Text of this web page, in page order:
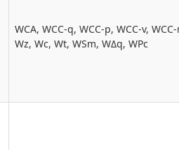
WCA, WCC-q, WCC-p, WCC-v,
Wz, Wc, Wt, WSm, WΔq, WPc